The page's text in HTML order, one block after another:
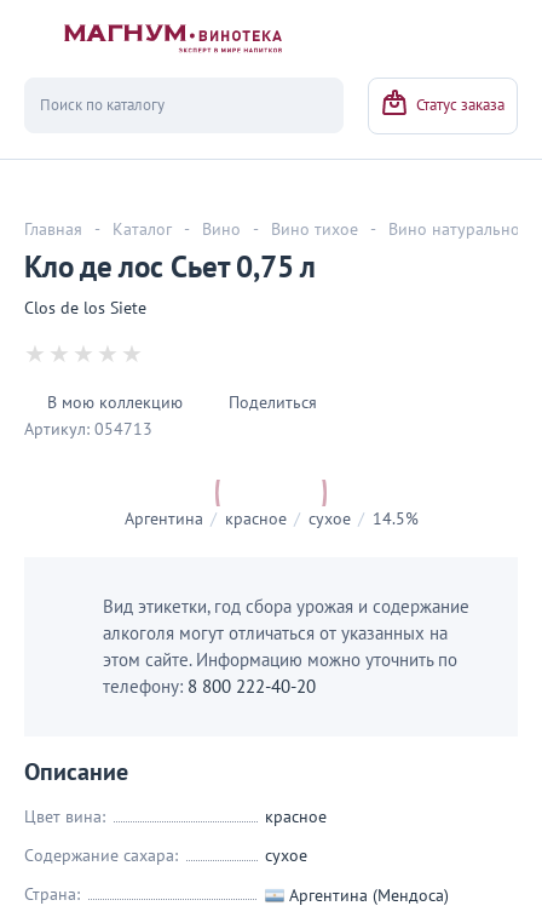
Статус заказа
Главная - Каталог - Вино - Вино тихое - Вино натуральное
Кло де лос Сьет 0,75 л
Clos de los Siete
В мою коллекцию
Поделиться
Артикул: 054713
Аргентина / красное / сухое / 14.5%
Вид этикетки, год сбора урожая и содержание
алкоголя могут отличаться от указанных на
этом сайте. Информацию можно уточнить по
телефону: 8 800 222-40-20
Описание
Цвет вина:
красное
Содержание сахара:
сухое
Страна:
Аргентина (Мендоса)